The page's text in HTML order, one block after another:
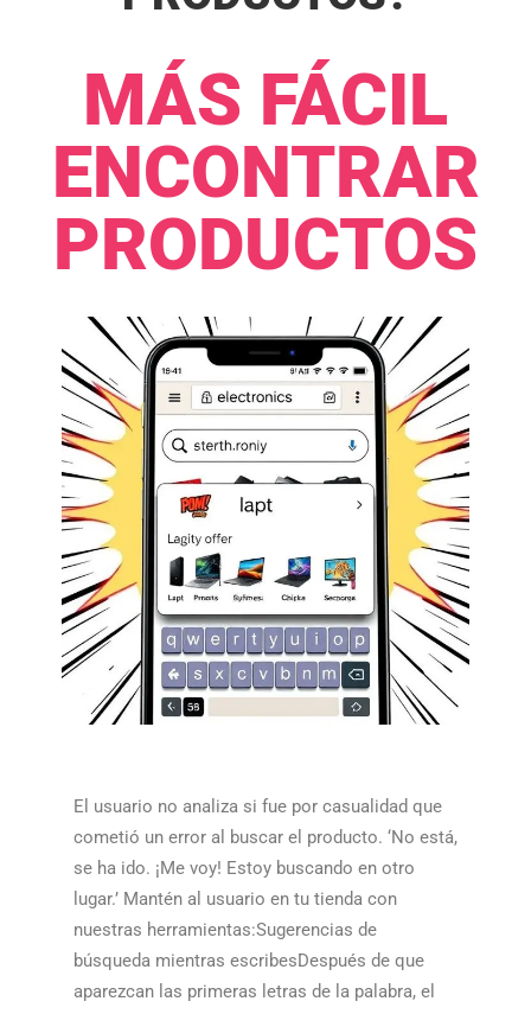
MÁS FÁCIL
ENCONTRAR
PRODUCTOS​​
El usuario no analiza si fue por casualidad que
cometió un error al buscar el producto. ‘No está,
se ha ido. ¡Me voy! Estoy buscando en otro
lugar.’ Mantén al usuario en tu tienda con
nuestras herramientas:Sugerencias de
búsqueda mientras escribesDespués de que
aparezcan las primeras letras de la palabra, el